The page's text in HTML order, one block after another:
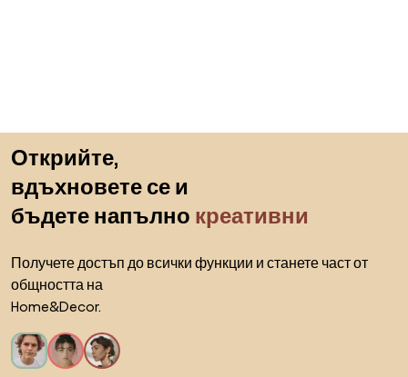
Открийте,
вдъхновете се и
бъдете напълно креативни
Получете достъп до всички функции и станете част от
общността на
Home&Decor.